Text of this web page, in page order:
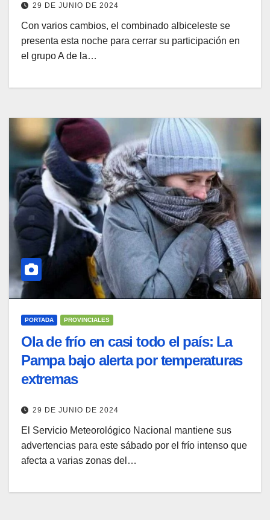
29 DE JUNIO DE 2024
Con varios cambios, el combinado albiceleste se
presenta esta noche para cerrar su participación en
el grupo A de la…
PORTADA PROVINCIALES
Ola de frío en casi todo el país: La
Pampa bajo alerta por temperaturas
extremas
29 DE JUNIO DE 2024
El Servicio Meteorológico Nacional mantiene sus
advertencias para este sábado por el frío intenso que
afecta a varias zonas del…